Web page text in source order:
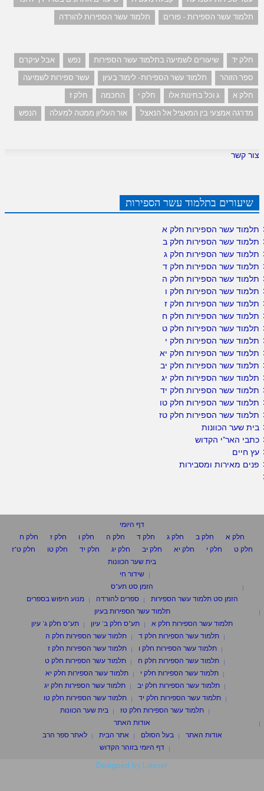
תלמוד עשר הספירות - פורים
תלמוד עשר הספירות להורדה
חלק יד שיעורים לשמיעה בתלמוד עשר הספירות נפש
אבל עיקרם
ספר הזוהר
תלמוד עשר הספירות- לימוד בעיון
עשר ספירות לשמיעה
חלק א
ג וכל בחינות אלו חלק י החכמה
חלק ז
מדרגה אמצעי בין המאציל אל הנאצל
אור העליון ממטה למעלה הנפש
צור קשר
שיעורים בתלמוד עשר הספירות
תלמוד עשר הספירות חלק א
תלמוד עשר הספירות חלק ב
תלמוד עשר הספירות חלק ג
תלמוד עשר הספירות חלק ד
תלמוד עשר הספירות חלק ה
תלמוד עשר הספירות חלק ו
תלמוד עשר הספירות חלק ז
תלמוד עשר הספירות חלק ח
תלמוד עשר הספירות חלק ט
תלמוד עשר הספירות חלק י
תלמוד עשר הספירות חלק יא
תלמוד עשר הספירות חלק יב
תלמוד עשר הספירות חלק יג
תלמוד עשר הספירות חלק יד
תלמוד עשר הספירות חלק טו
תלמוד עשר הספירות חלק טז
בית שער הכוונות
כתבי האר"י הקדוש
עץ חיים
פנים מאירות ומסבירות
דף היומי
חלק א
חלק ב חלק ג חלק ד חלק ה חלק ו חלק ז
חלק ח
חלק ט
חלק י חלק יא חלק יב חלק יג חלק יד חלק טו
חלק ט"ז
בית שער הכוונות
שידור חי
הזמן סט תע"ס
הזמן סט תלמוד עשר הספירות
ספרים להורדה
מנוע חיפוש בספרים
תלמוד עשר הספירות בעיון
תלמוד עשר הספירות חלק א
תע"ס חלק ב' עיון
תע"ס חלק ג' עיון
תלמוד עשר הספירות חלק ד
תלמוד עשר הספירות חלק ה
תלמוד עשר הספירות חלק ו
תלמוד עשר הספירות חלק ז
תלמוד עשר הספירות חלק ח
תלמוד עשר הספירות חלק ט
תלמוד עשר הספירות חלק י
תלמוד עשר הספירות חלק יא
תלמוד עשר הספירות חלק יב
תלמוד עשר הספירות חלק יג
תלמוד עשר הספירות חלק יד
תלמוד עשר הספירות חלק טו
תלמוד עשר הספירות חלק טז
בית שער הכוונות
אודות האתר
אודות האתר
בעל הסולם אתר הבית
לאתר ספר הרב
דף היומי בזוהר הקדוש
Designed by Laisner